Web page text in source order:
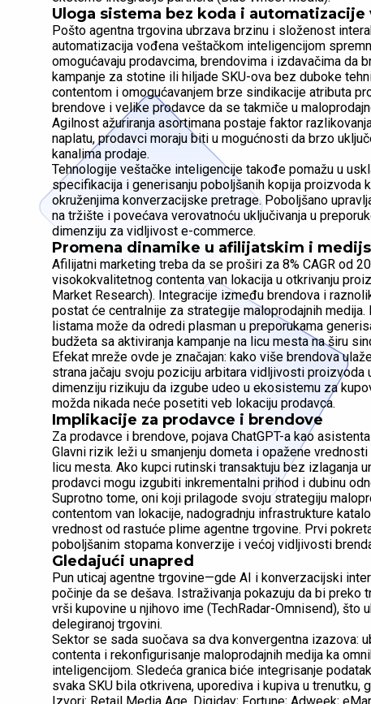
Uloga sistema bez koda i
Pošto agentna trgovina ubrzava brzinu i složenost
automatizacija vođena veštačkom inteligencijom
omogućavaju prodavcima, brendovima i izdavačima da
kampanje za stotine ili hiljade SKU-ova bez duboke
contentom i omogućavanjem brze sindikacije atributa
brendove i velike prodavce da se takmiče u
Agilnost ažuriranja asortimana postaje faktor
naplatu, prodavci moraju biti u mogućnosti da brzo
kanalima prodaje.
Tehnologije veštačke inteligencije takođe pomažu u
specifikacija i generisanju poboljšanih kopija proizvoda
okruženjima konverzacijske pretrage. Poboljšano
na tržište i povećava verovatnoću uključivanja u
dimenziju za vidljivost e-commerce.
Promena dinamike u afilijatskim i
Afilijatni marketing treba da se proširi za 8% CAGR od
visokokvalitetnog contenta van lokacija u otkrivanju
Market Research). Integracije između brendova i
postat će centralnije za strategije maloprodajnih
listama može da odredi plasman u preporukama
budžeta sa aktiviranja kampanje na licu mesta na širu
Efekat mreže ovde je značajan: kako više brendova
strana jačaju svoju poziciju arbitara vidljivosti
dimenziju rizikuju da izgube udeo u ekosistemu za
možda nikada neće posetiti veb lokaciju prodavca.
Implikacije za prodavce i brendove
Za prodavce i brendove, pojava ChatGPT-a kao
Glavni rizik leži u smanjenju dometa i opažene
licu mesta. Ako kupci rutinski transaktuju bez izlaganja
prodavci mogu izgubiti inkrementalni prihod i dubinu
Suprotno tome, oni koji prilagode svoju strategiju
contentom van lokacije, nadogradnju infrastrukture
vrednost od rastuće plime agentne trgovine. Prvi
poboljšanim stopama konverzije i većoj vidljivosti
Gledajući unapred
Pun uticaj agentne trgovine—gde AI i konverzacijski
počinje da se dešava. Istraživanja pokazuju da bi
vrši kupovine u njihovo ime (TechRadar-Omnisend),
delegiranoj trgovini.
Sektor se sada suočava sa dva konvergentna izazova:
contenta i rekonfigurisanje maloprodajnih medija ka
inteligencijom. Sledeća granica biće integrisanje
svaka SKU bila otkrivena, uporediva i kupiva u